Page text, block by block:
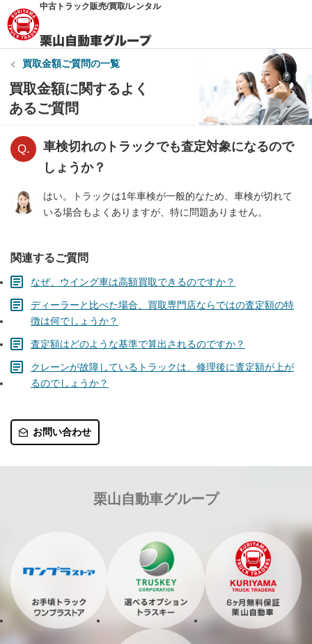
中古トラック販売/買取/レンタル
買取金額ご質問の一覧
買取金額に関するよく
あるご質問
車検切れのトラックでも査定対象になるので
しょうか？
はい。トラックは1年車検が一般的なため、車検が切れて
いる場合もよくありますが、特に問題ありません。
関連するご質問
なぜ、ウイング車は高額買取できるのですか？
ディーラーと比べた場合、買取専門店ならではの査定額の特
徴は何でしょうか？
査定額はどのような基準で算出されるのですか？
クレーンが故障しているトラックは、修理後に査定額が上が
るのでしょうか？
お問い合わせ
栗山自動車グループ